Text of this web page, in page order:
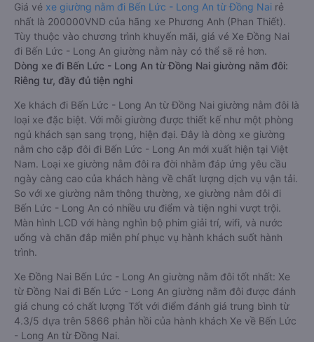
Giá vé xe giường nằm đi Bến Lức - Long An từ Đồng Nai rẻ
nhất là 200000VND của hãng xe Phương Anh (Phan Thiết).
Tùy thuộc vào chương trình khuyến mãi, giá vé Xe Đồng Nai
đi Bến Lức - Long An giường nằm này có thể sẽ rẻ hơn.
Dòng xe đi Bến Lức - Long An từ Đồng Nai giường nằm đôi:
Riêng tư, đầy đủ tiện nghi
Xe khách đi Bến Lức - Long An từ Đồng Nai giường nằm đôi là
loại xe đặc biệt. Với mỗi giường được thiết kế như một phòng
ngủ khách sạn sang trọng, hiện đại. Đây là dòng xe giường
nằm cho cặp đôi đi Bến Lức - Long An mới xuất hiện tại Việt
Nam. Loại xe giường nằm đôi ra đời nhằm đáp ứng yêu cầu
ngày càng cao của khách hàng về chất lượng dịch vụ vận tải.
So với xe giường nằm thông thường, xe giường nằm đôi đi
Bến Lức - Long An có nhiều ưu điểm và tiện nghi vượt trội.
Màn hình LCD với hàng nghìn bộ phim giải trí, wifi, và nước
uống và chăn đắp miễn phí phục vụ hành khách suốt hành
trình.
Xe Đồng Nai Bến Lức - Long An giường nằm đôi tốt nhất: Xe
từ Đồng Nai đi Bến Lức - Long An giường nằm đôi được đánh
giá chung có chất lượng Tốt với điểm đánh giá trung bình từ
4.3/5 dựa trên 5866 phản hồi của hành khách Xe về Bến Lức
- Long An từ Đồng Nai.